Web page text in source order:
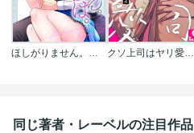
ほしがりません。今世は。～元悪役令嬢はスパダリ上司に溶かされる～ クソ上司はヤリ愛でるものと心得よ
同じ著者・レーベルの注目作品